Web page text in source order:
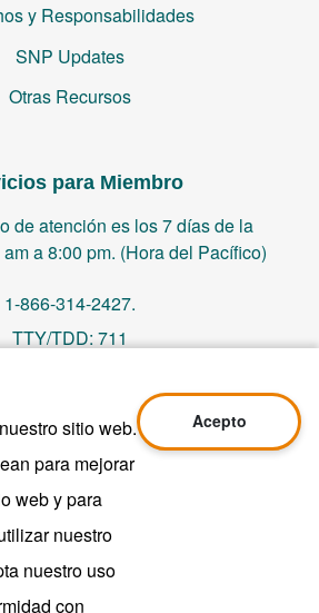
sitio web.
para mejorar
web y para
nuestro
nuestro uso
con
Acepto
y Responsabilidades
SNP Updates
Otras Recursos
para Miembro
de atención es los 7 días de la
a 8:00 pm. (Hora del Pacífico)
1-866-314-2427.
TTY/TDD: 711
Revisión 10/01/2024
2025_3478_M
of Use & Website Privacy